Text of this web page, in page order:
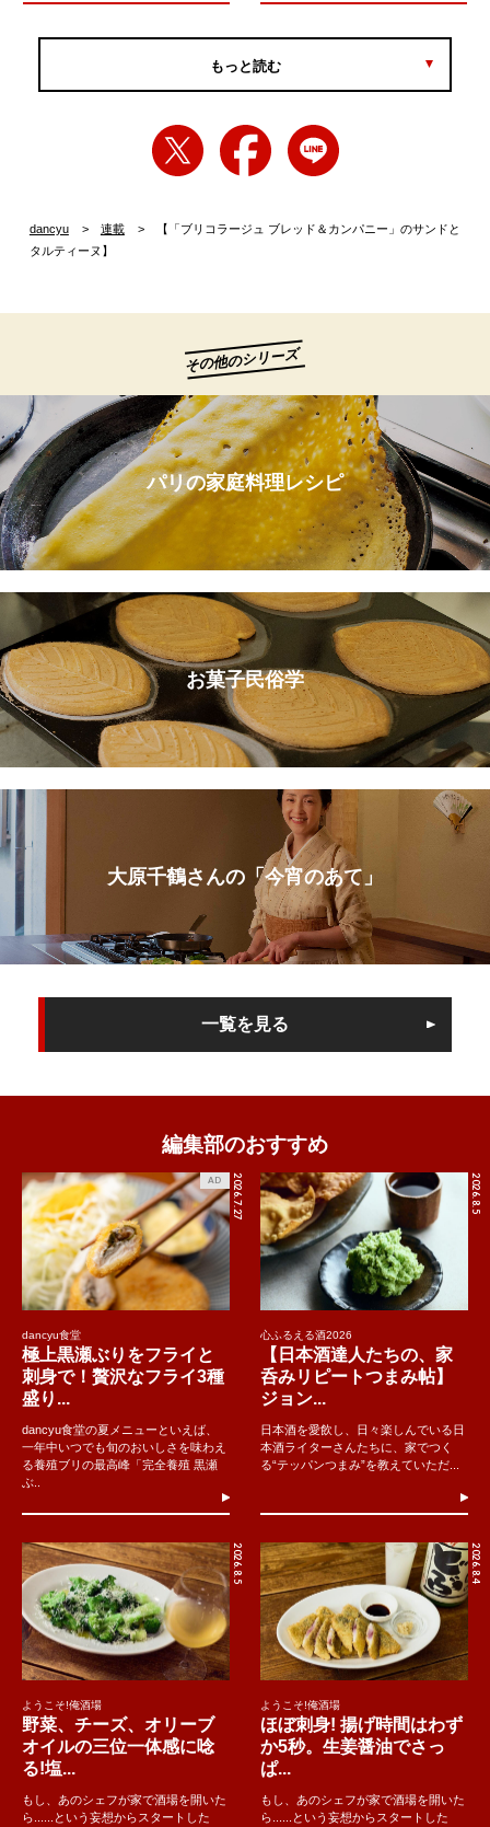
もっと読む
dancyu 連載
【「ブリコラージュ ブレッド＆カンパニー」のサンドと
タルティーヌ】
その他のシリーズ
パリの家庭料理レシピ
お菓子民俗学
大原千鶴さんの「今宵のあて」
一覧を見る
編集部のおすすめ
2026.7.27
AD
dancyu食堂
極上黒瀬ぶりをフライと
刺身で！贅沢なフライ3種
盛り...
dancyu食堂の夏メニューといえば、
一年中いつでも旬のおいしさを味わえ
る養殖ブリの最高峰「完全養殖 黒瀬
ぶ..
2026.8.5
心ふるえる酒2026
【日本酒達人たちの、家
呑みリピートつまみ帖】
ジョン...
日本酒を愛飲し、日々楽しんでいる日
本酒ライターさんたちに、家でつく
る“テッパンつまみ”を教えていただ...
2026.8.5
ようこそ!俺酒場
野菜、チーズ、オリーブ
オイルの三位一体感に唸
る!塩...
もし、あのシェフが家で酒場を開いた
ら......という妄想からスタートした
2026.8.4
ようこそ!俺酒場
ほぼ刺身! 揚げ時間はわず
か5秒。生姜醤油でさっ
ぱ...
もし、あのシェフが家で酒場を開いた
ら......という妄想からスタートした